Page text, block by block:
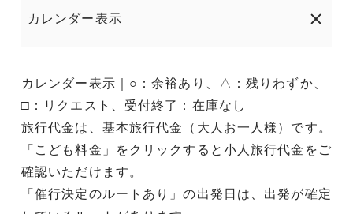
カレンダー表示
カレンダー表示｜○：余裕あり、△：残りわずか、
□：リクエスト、受付終了：在庫なし
旅行代金は、基本旅行代金（大人お一人様）です。
「こども料金」をクリックすると小人旅行代金をご
確認いただけます。
「催行決定のルートあり」の出発日は、出発が確定